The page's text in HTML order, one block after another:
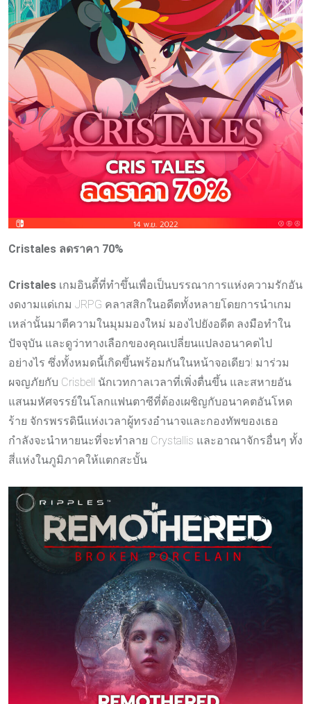
Cristales ลดราคา 70%
Cristales เกมอินดี้ที่ทำขึ้นเพื่อเป็นบรรณาการแห่งความรักอัน
งดงามแด่เกม JRPG คลาสสิกในอดีตทั้งหลายโดยการนำเกม
เหล่านั้นมาตีความในมุมมองใหม่ มองไปยังอดีต ลงมือทำใน
ปัจจุบัน และดูว่าทางเลือกของคุณเปลี่ยนแปลงอนาคตไป
อย่างไร ซึ่งทั้งหมดนี้เกิดขึ้นพร้อมกันในหน้าจอเดียว! มาร่วม
ผจญภัยกับ Crisbell นักเวทกาลเวลาที่เพิ่งตื่นขึ้น และสหายอัน
แสนมหัศจรรย์ในโลกแฟนตาซีที่ต้องเผชิญกับอนาคตอันโหด
ร้าย จักรพรรดินีแห่งเวลาผู้ทรงอำนาจและกองทัพของเธอ
กำลังจะนำหายนะที่จะทำลาย Crystallis และอาณาจักรอื่นๆ ทั้ง
สี่แห่งในภูมิภาคให้แตกสะบั้น